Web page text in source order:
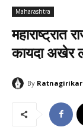
Maharashtra
महाराष्ट्रात
कायदा अखेर
By Ratnagirikar